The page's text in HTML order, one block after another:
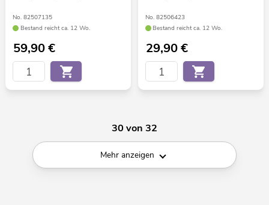
No. 82507135
Bestand reicht ca. 12 Wo.
59,90€
No. 82506423
Bestand reicht ca. 12 Wo.
29,90€
30 von 32
Mehr anzeigen